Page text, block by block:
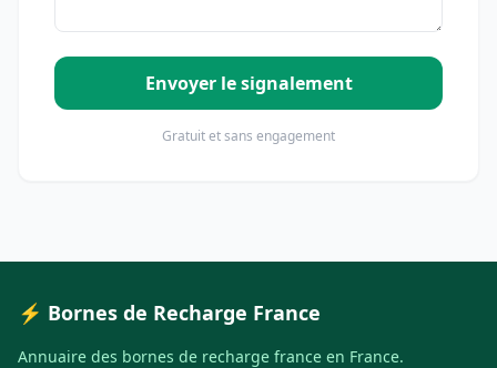
Envoyer le signalement
Gratuit et sans engagement
⚡ Bornes de Recharge France
Annuaire des bornes de recharge france en France.